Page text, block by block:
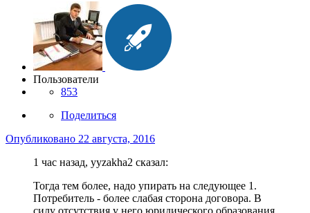
Пользователи
853
Поделиться
Опубликовано 22 августа, 2016
1 час назад, yyzakha2 сказал:
Тогда тем более, надо упирать на следующее 1.
Потребитель - более слабая сторона договора. В
силу отсутствия у него юридического образования